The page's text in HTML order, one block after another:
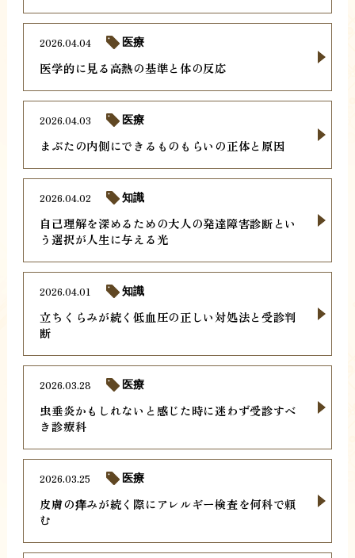
医学的に見る高熱の基準と体の反応
2026.04.04 医療
まぶたの内側にできるものもらいの正体と原因
2026.04.03 医療
自己理解を深めるための大人の発達障害診断とい
う選択が人生に与える光
2026.04.02 知識
立ちくらみが続く低血圧の正しい対処法と受診判
断
2026.04.01 知識
虫垂炎かもしれないと感じた時に迷わず受診すべ
き診療科
2026.03.28 医療
皮膚の痒みが続く際にアレルギー検査を何科で頼
む
2026.03.25 医療